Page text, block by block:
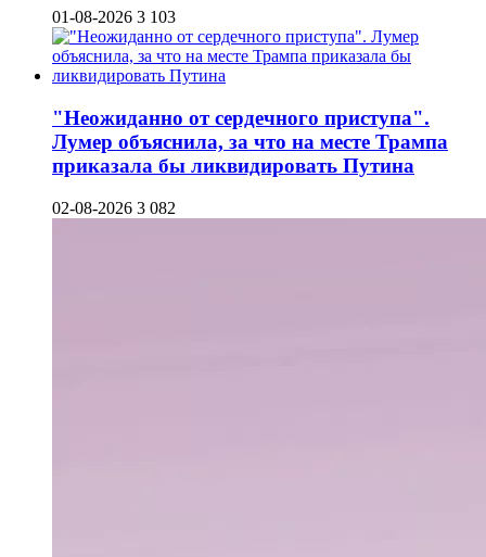
01-08-2026 3 103
"Неожиданно от сердечного приступа".
Лумер объяснила, за что на месте Трампа
приказала бы ликвидировать Путина
02-08-2026 3 082